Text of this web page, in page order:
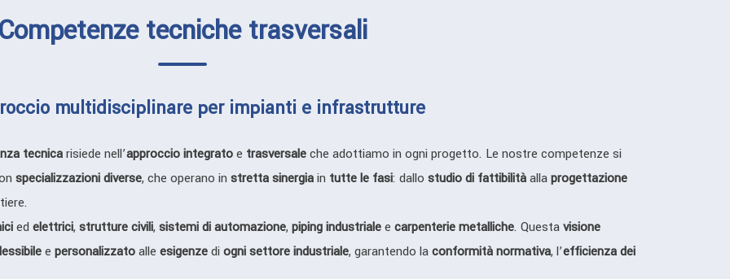
Competenze tecniche trasversali
multidisciplinare per impianti e infrastrutture
tecnicarisiede nell’approccio integratoe trasversaleche adottiamo in ogni progetto. Le nostre competenze si
specializzazioni diverse, che operano in stretta sinergiain tutte le fasi: dallo studio di fattibilitàallaprogettazione
ed elettrici,strutture civili,sistemi di automazione,piping industrialee carpenterie metalliche. Questavisione
e personalizzatoalle esigenzediogni settore industriale, garantendo laconformità normativa, l’efficienza dei